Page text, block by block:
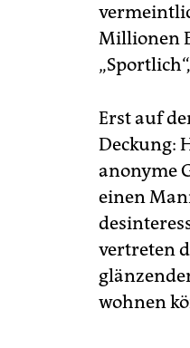
Mil­lionen
Erst auf
Deckung:
anonyme
einen
vertreten
wohnen